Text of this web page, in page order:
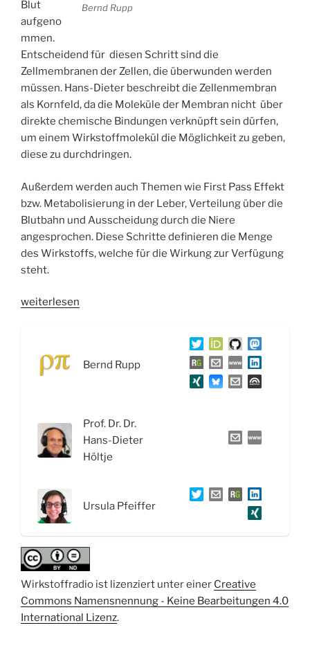
Bernd Rupp
Blut
aufgeno
mmen.
Entscheidend für diesen Schritt sind die
Zellmembranen der Zellen, die überwunden werden
müssen. Hans-Dieter beschreibt die Zellenmembran
als Kornfeld, da die Moleküle der Membran nicht über
direkte chemische Bindungen verknüpft sein dürfen,
um einem Wirkstoffmolekül die Möglichkeit zu geben,
diese zu durchdringen.
Außerdem werden auch Themen wie First Pass Effekt
bzw. Metabolisierung in der Leber, Verteilung über die
Blutbahn und Ausscheidung durch die Niere
angesprochen. Diese Schritte definieren die Menge
des Wirkstoffs, welche für die Wirkung zur Verfügung
steht.
„WSR043
Wirkstoffen:
Metabolisierung“
weiterlesen
Bernd Rupp
Prof. Dr. Dr.
Hans-Dieter
Höltje
Ursula Pfeiffer
Wirkstoffradio ist lizenziert unter einer Creative
Commons Namensnennung - Keine Bearbeitungen 4.0
International Lizenz.